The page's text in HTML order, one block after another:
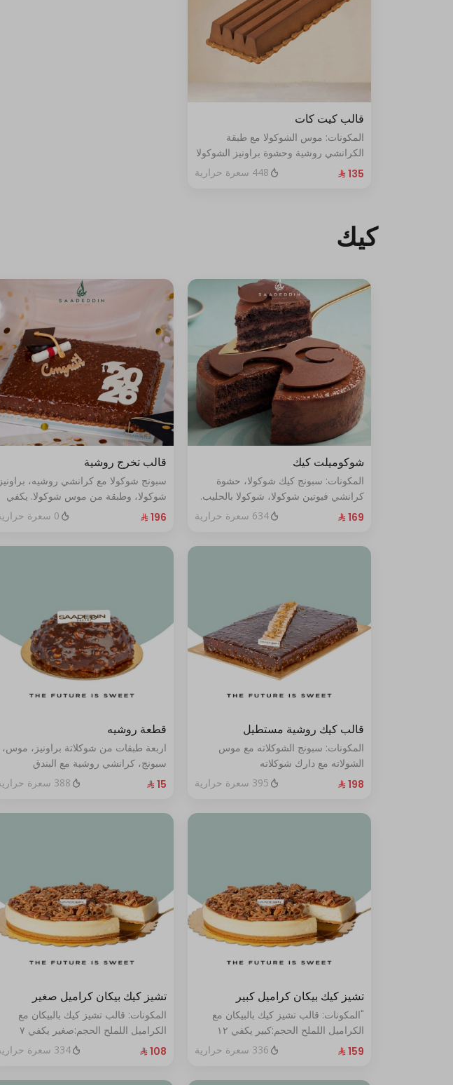
قالب كيت كات
المكونات: موس الشوكولا مع طبقة
الكرانشي روشية وحشوة براونيز الشوكولا
المغطاة بالكراميل
448 سعرة حرارية
كيك
شوكوميلت كيك
المكونات: سبونج كيك شوكولا، حشوة
كرانشي فيوتين شوكولا، شوكولا بالحليب.
(تكفي من ٨ إلى ١٠ شخصًا)
634 سعرة حرارية
قالب تخرج روشية
سبونج شوكولا مع كرانشي روشيه، براونيز
شوكولا، وطبقة من موس شوكولا. يكفي
من ١٠ إلى ١٢ شخصًا
0 سعرة حرارية
قالب كيك روشية مستطيل
المكونات: سبونج الشوكلاته مع موس
الشولاته مع دارك شوكلاته
الحجم:صغير:يكفي ١٤ أشخاص"
395 سعرة حرارية
قطعة روشيه
اربعة طبقات من شوكلاتة براونيز، موس،
سبونج، كرانشي روشية مع البندق
388 سعرة حرارية
تشيز كيك بيكان كراميل كبير
"المكونات: قالب تشيز كيك بالبيكان مع
الكراميل اللملح الحجم:كبير يكفي ١٢
أشخاص"
336 سعرة حرارية
تشيز كيك بيكان كراميل صغير
المكونات: قالب تشيز كيك بالبيكان مع
الكراميل اللملح الحجم:صغير يكفي ٧
أشخاص
334 سعرة حرارية